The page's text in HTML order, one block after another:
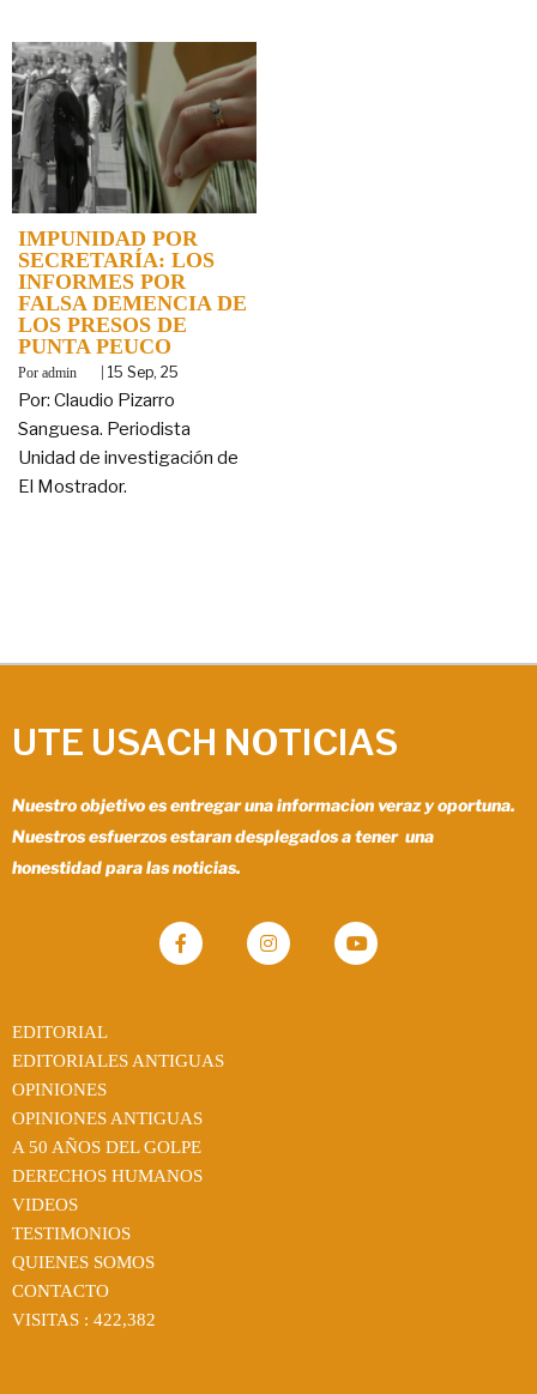
IMPUNIDAD POR
SECRETARÍA: LOS
INFORMES POR
FALSA DEMENCIA DE
LOS PRESOS DE
PUNTA PEUCO
By admin 15 Sep, 25
Por: Claudio Pizarro
Sanguesa. Periodista
Unidad de investigación de
El Mostrador.
UTE USACH NOTICIAS
Nuestro objetivo es entregar una informacion veraz y oportuna.
Nuestros esfuerzos estaran desplegados a tener una
honestidad para las noticias.
EDITORIAL
EDITORIALES ANTIGUAS
OPINIONES
OPINIONES ANTIGUAS
A 50 AÑOS DEL GOLPE
DERECHOS HUMANOS
VIDEOS
TESTIMONIOS
QUIENES SOMOS
CONTACTO
VISITAS : 422,382